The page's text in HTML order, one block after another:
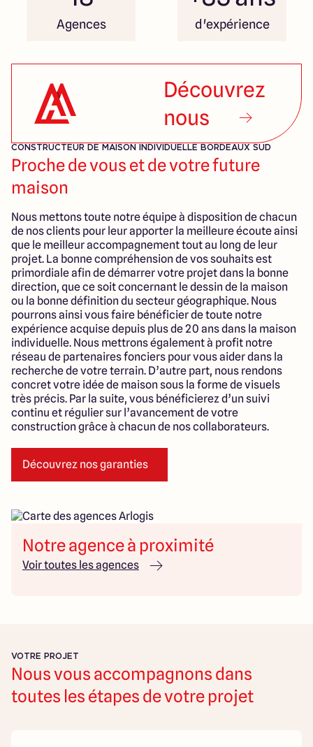
CONSTRUCTEUR DE MAISON INDIVIDUELLE BORDEAUX SUD
Proche de vous et de votre future
maison
Nous mettons toute notre équipe à disposition de chacun
de nos clients pour leur apporter la meilleure écoute ainsi
que le meilleur accompagnement tout au long de leur
projet. La bonne compréhension de vos souhaits est
primordiale afin de démarrer votre projet dans la bonne
direction, que ce soit concernant le dessin de la maison
ou la bonne définition du secteur géographique. Nous
pourrons ainsi vous faire bénéficier de toute notre
expérience acquise depuis plus de 20 ans dans la maison
individuelle. Nous mettrons également à profit notre
réseau de partenaires fonciers pour vous aider dans la
recherche de votre terrain. D’autre part, nous rendons
concret votre idée de maison sous la forme de visuels
très précis. Par la suite, vous bénéficierez d’un suivi
continu et régulier sur l’avancement de votre
construction grâce à chacun de nos collaborateurs.
Découvrez nos garanties
Notre agence à proximité
Voir toutes les agences
Agences d'expérience
Découvrez
nous
VOTRE PROJET
Nous vous accompagnons dans
toutes les étapes de votre projet